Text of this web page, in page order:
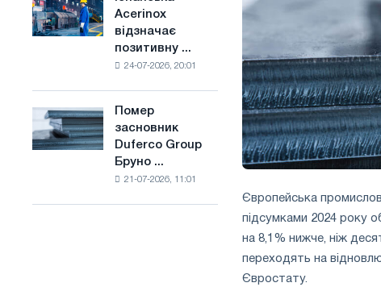
Саудівської
сталі
Acerinox
відзначає
півріччі
по
підтримці
Acerinox
відзначає
позитивну ...
24-07-2026, 20:01
Помер
засновник
Duferco
Помер
засновник
Duferco Group
Бруно ...
21-07-2026, 11:01
Європейська
підсумками 2024 року
на 8,1% нижче, ніж
переходять на
Євростату.